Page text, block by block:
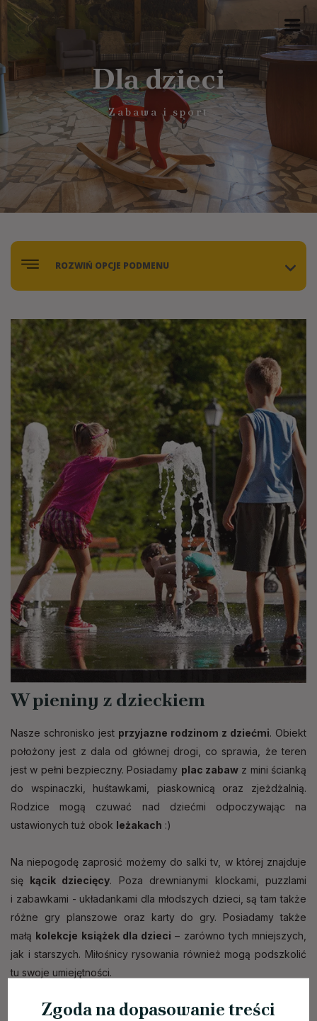
Dla dzieci
Zabawa i sport
ROZWIŃ OPCJE PODMENU
W pieniny z dzieckiem
Nasze schronisko jest przyjazne rodzinom z dziećmi. Obiekt
położony jest z dala od głównej drogi, co sprawia, że teren
jest w pełni bezpieczny. Posiadamy plac zabaw z mini ścianką
do wspinaczki, huśtawkami, piaskownicą oraz zjeżdżalnią.
Rodzice mogą czuwać nad dziećmi odpoczywając na
ustawionych tuż obok leżakach :)
Na niepogodę zaprosić możemy do salki tv, w której znajduje
się kącik dziecięcy. Poza drewnianymi klockami, puzzlami
i zabawkami - układankami dla młodszych dzieci, są tam także
różne gry planszowe oraz karty do gry. Posiadamy także
małą kolekcje książek dla dzieci – zarówno tych mniejszych,
jak i starszych. Miłośnicy rysowania również mogą podszkolić
tu swoje umiejętności.
Zgoda na dopasowanie treści